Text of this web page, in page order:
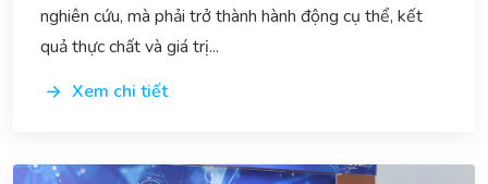
nghiên cứu, mà phải trở thành hành động cụ thể, kết
quả thực chất và giá trị...
Xem chi tiết